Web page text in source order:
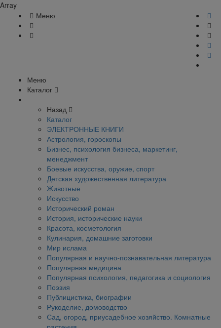
Array
Меню
Меню
Каталог
Назад
Каталог
ЭЛЕКТРОННЫЕ КНИГИ
Астрология, гороскопы
Бизнес, психология бизнеса, маркетинг,
менеджмент
Боевые искусства, оружие, спорт
Детская художественная литература
Животные
Искусство
Исторический роман
История, исторические науки
Красота, косметология
Кулинария, домашние заготовки
Мир ислама
Популярная и научно-познавательная литература
Популярная медицина
Популярная психология, педагогика и социология
Поэзия
Публицистика, биографии
Рукоделие, домоводство
Сад, огород, приусадебное хозяйство. Комнатные